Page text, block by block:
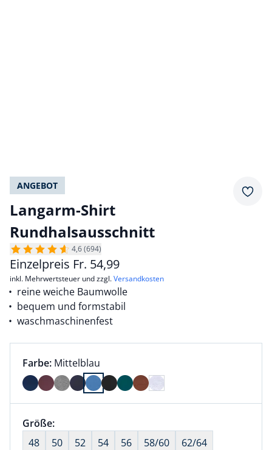
ANGEBOT
Langarm-Shirt
Rundhalsausschnitt
4,6 (694)
Einzelpreis Fr. 54,99
inkl. Mehrwertsteuer und zzgl.Versandkosten
reine weiche Baumwolle
bequem und formstabil
waschmaschinenfest
Farbauswahl:
Farbe: aktuell ausgewählt:
Mittelblau
Farbe Mittelblau ausgewählt
Größenauswahl:
Größe:nichts ausgewählt
48
50 52 54 56 58/60
62/64